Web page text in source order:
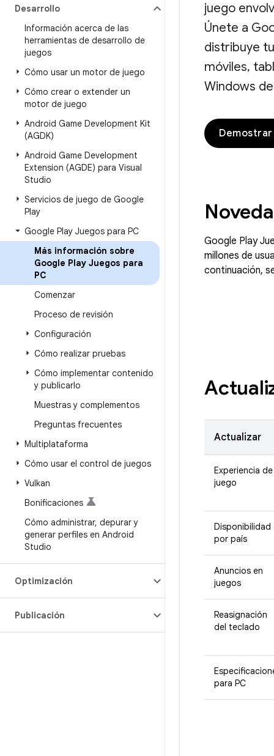
Desarrollo
Información acerca de las
herramientas de desarrollo de
juegos
Cómo usar un motor de juego
Cómo crear o extender un
motor de juego
Android Game Development Kit
(AGDK)
Android Game Development
Extension (AGDE) para Visual
Studio
Servicios de juego de Google
Play
Google Play Juegos para PC
Más información sobre
Google Play Juegos para
PC
Comenzar
Proceso de revisión
Configuración
Cómo realizar pruebas
Cómo implementar contenido
y publicarlo
Muestras y complementos
Preguntas frecuentes
Multiplataforma
Cómo usar el control de juegos
Vulkan
Bonificaciones
Cómo administrar, depurar y
generar perfiles en Android
Studio
Optimización
Publicación
juego
Únete a
distribuye
móviles,
Windows
Google Play
millones de
continuación,
Actualizar
Experiencia de
juego
Disponibilidad
por país
Anuncios en
juegos
Reasignación
del teclado
para PC